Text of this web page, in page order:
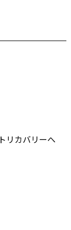
リカバリーへ